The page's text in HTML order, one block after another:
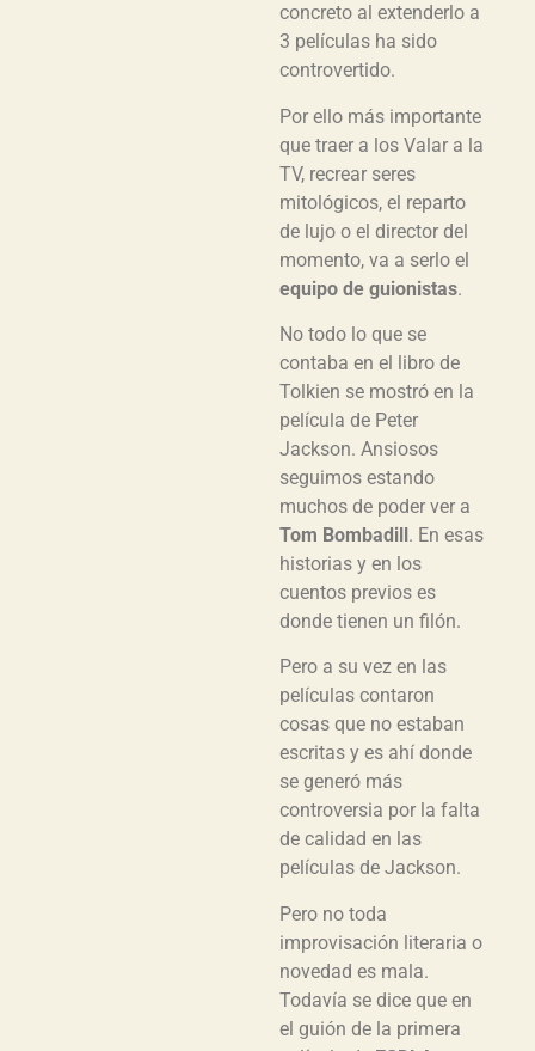
concreto al extenderlo a
3 películas ha sido
controvertido.
Por ello más importante
que traer a los Valar a la
TV, recrear seres
mitológicos, el reparto
de lujo o el director del
momento, va a serlo el
equipo de guionistas.
No todo lo que se
contaba en el libro de
Tolkien se mostró en la
película de Peter
Jackson. Ansiosos
seguimos estando
muchos de poder ver a
Tom Bombadill. En esas
historias y en los
cuentos previos es
donde tienen un filón.
Pero a su vez en las
películas contaron
cosas que no estaban
escritas y es ahí donde
se generó más
controversia por la falta
de calidad en las
películas de Jackson.
Pero no toda
improvisación literaria o
novedad es mala.
Todavía se dice que en
el guión de la primera